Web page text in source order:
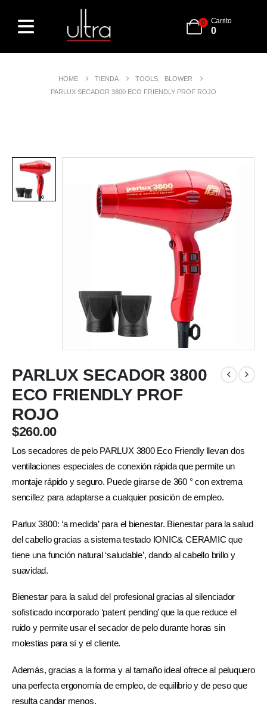
0 Carrito
0
HOME TIENDA TOOLS,
BLOWER
PARLUX SECADOR 3800 ECO FRIENDLY PROF ROJO
PARLUX SECADOR 3800
ECO FRIENDLY PROF
ROJO
$260.00
Los secadores de pelo PARLUX 3800 Eco Friendly llevan dos
ventilaciones especiales de conexión rápida que permite un
montaje rápido y seguro. Puede girarse de 360 ° con extrema
sencillez para adaptarse a cualquier posición de empleo.
Parlux 3800: ‘a medida’ para el bienestar. Bienestar para la salud
del cabello gracias a sistema testado IONIC& CERAMIC que
tiene una función natural ‘saludable’, dando al cabello brillo y
suavidad.
Bienestar para la salud del profesional gracias al silenciador
sofisticado incorporado ‘patent pending’ que la que reduce el
ruido y permite usar el secador de pelo durante horas sin
molestias para sí y el cliente.
Además, gracias a la forma y al tamaño ideal ofrece al peluquero
una perfecta ergonomía de empleo, de equilibrio y de peso que
resulta candar menos.